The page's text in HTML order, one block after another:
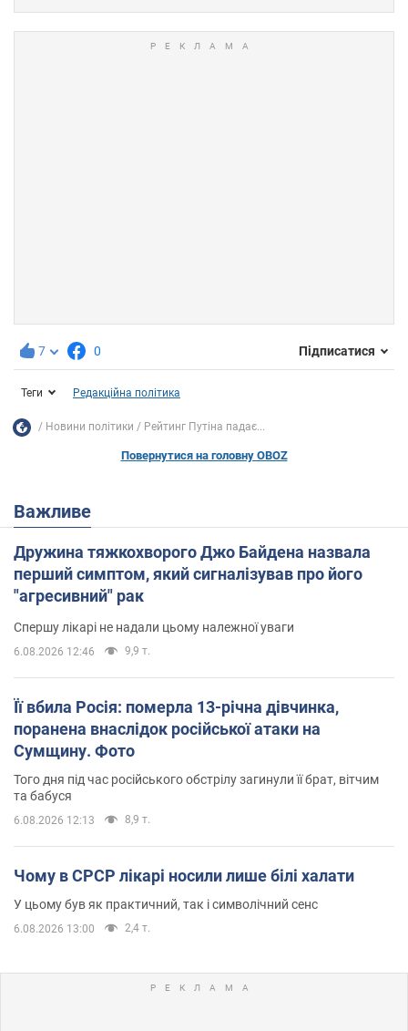
7 0 Підписатися
Теги Редакційна політика
Новини політики Рейтинг Путіна падає...
Повернутися на головну OBOZ
Важливе
Дружина тяжкохворого Джо Байдена назвала
перший симптом, який сигналізував про його
"агресивний" рак
Спершу лікарі не надали цьому належної уваги
6.08.2026 12:46 9,9 т.
Її вбила Росія: померла 13-річна дівчинка,
поранена внаслідок російської атаки на
Сумщину. Фото
Того дня під час російського обстрілу загинули її брат, вітчим
та бабуся
6.08.2026 12:13 8,9 т.
Чому в СРСР лікарі носили лише білі халати
У цьому був як практичний, так і символічний сенс
6.08.2026 13:00 2,4 т.